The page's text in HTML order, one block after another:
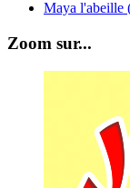
Maya l'abeille
Zoom sur...